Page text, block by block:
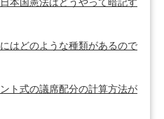
本国憲法はどうやって暗記す
はどのような種類があるので
ト式の議席配分の計算方法が